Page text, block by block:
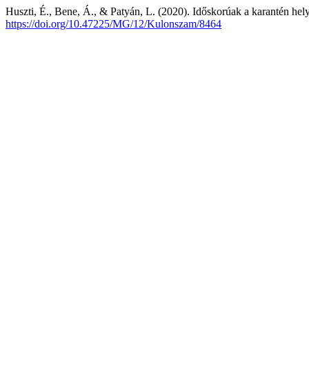
Huszti, É., Bene, Á., & Patyán, L. (2020). Időskorúak a karantén
https://doi.org/10.47225/MG/12/Kulonszam/8464